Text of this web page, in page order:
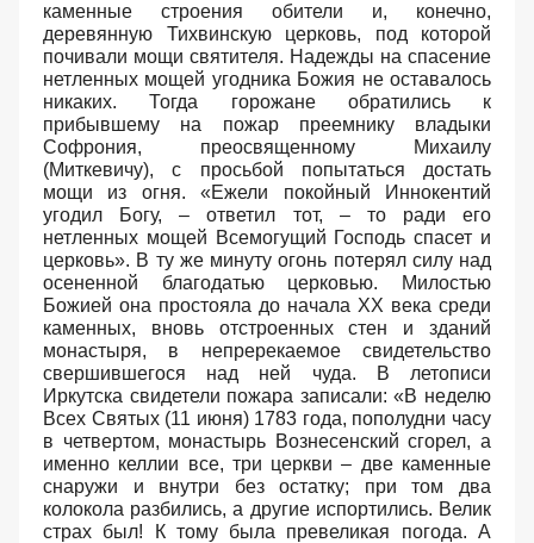
каменные строения обители и, конечно,
деревянную Тихвинскую церковь, под которой
почивали мощи святителя. Надежды на спасение
нетленных мощей угодника Божия не оставалось
никаких. Тогда горожане обратились к
прибывшему на пожар преемнику владыки
Софрония, преосвященному Михаилу
(Миткевичу), с просьбой попытаться достать
мощи из огня. «Ежели покойный Иннокентий
угодил Богу, – ответил тот, – то ради его
нетленных мощей Всемогущий Господь спасет и
церковь». В ту же минуту огонь потерял силу над
осененной благодатью церковью. Милостью
Божией она простояла до начала XX века среди
каменных, вновь отстроенных стен и зданий
монастыря, в непререкаемое свидетельство
свершившегося над ней чуда. В летописи
Иркутска свидетели пожара записали: «В неделю
Всех Святых (11 июня) 1783 года, пополудни часу
в четвертом, монастырь Вознесенский сгорел, а
именно келлии все, три церкви – две каменные
снаружи и внутри без остатку; при том два
колокола разбились, а другие испортились. Велик
страх был! К тому была превеликая погода. А